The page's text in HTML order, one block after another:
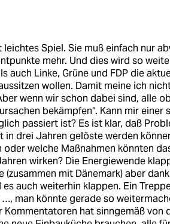
Spiel. Sie muß einfach nur
mehr. Und dies wird so
auch Linke, Grüne und FDP die
wollen. Damit meine ich
wenn wir schon dabei sind, alle
bekämpfen“. Kann mir einer
passiert ist? Es ist klar, daß
in drei Jahren gelöste werden
welche Maßnahmen könnten
wirken? Die Energiewende
(zusammen mit Dänemark) aber
auch weiterhin klappen. Ein
man könnte gerade so
Kommentatoren hat sinngemäß von